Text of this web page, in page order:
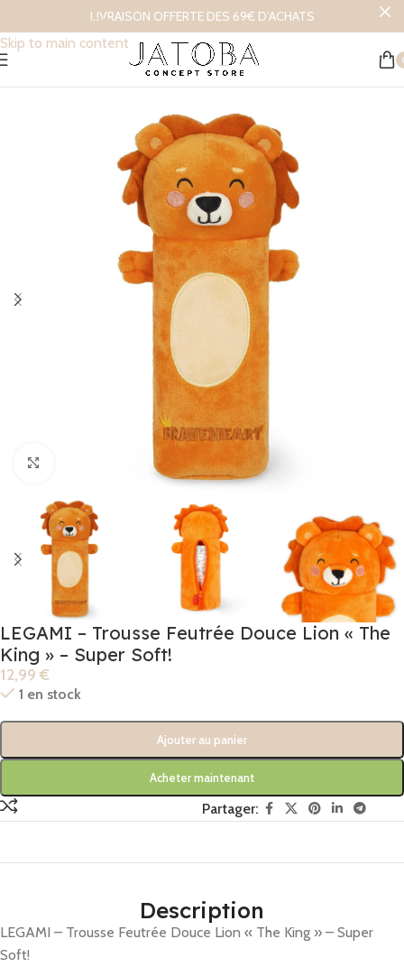
LIVRAISON OFFERTE DES 69€ D’ACHATS
Skip to navigation
Skip to main content
Accueil L’univers des enfants
LEGAMI – Trousse Feutrée Douce Lion « The
King » – Super Soft!
12,99€
1 en stock
Ajouter au panier
Acheter maintenant
Partager:
Description
LEGAMI – Trousse Feutrée Douce Lion « The King » – Super
Soft!